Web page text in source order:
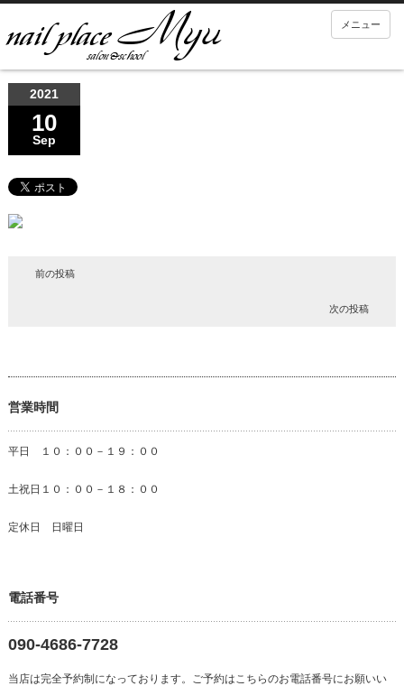
メニュー
2021
10
Sep
前の投稿
次の投稿
営業時間
平日 １０：００－１９：００
土祝日１０：００－１８：００
定休日 日曜日
電話番号
090-4686-7728
当店は完全予約制になっております。ご予約はこちらのお電話番号にお願いい